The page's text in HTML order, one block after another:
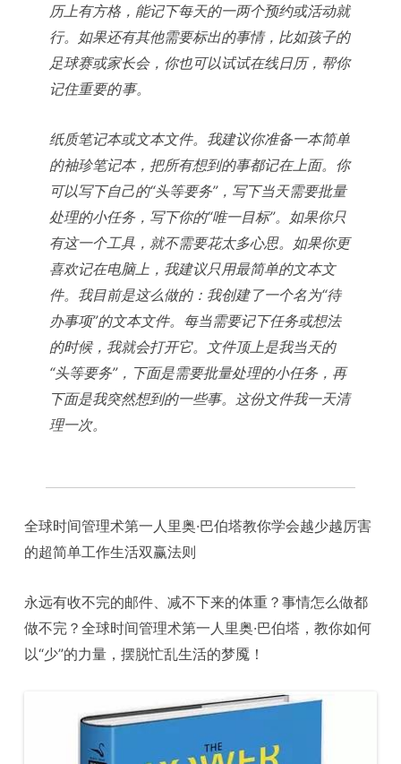
历上有方格，能记下每天的一两个预约或活动就
行。如果还有其他需要标出的事情，比如孩子的
足球赛或家长会，你也可以试试在线日历，帮你
记住重要的 事。
纸质笔记本或文本文件。我建议你准备一本简单
的袖珍笔记本，把所有想到的事都记在上面。你
可以写下自己的“头等要务”，写下当天需要批量
处理的小任务，写下你的“唯一目标”。如果你只
有这一个工具，就不需要花太多心思。如果你更
喜欢记在电脑上，我建议只用最简单的文本文
件。我目前是这么做的：我创建了一个名为“待
办事项”的文本文件。每当需要记下任务或想法
的时候，我就会打开它。文件顶上是我当天的
“头等要务”，下面是需要批量处理的小任务，再
下面是我突然想到的一些事。这份文件我一天清
理一次。
全球时间管理术第一人里奥·巴伯塔教你学会越少越厉害
的超简单工作生活双赢法则
永远有收不完的邮件、减不下来的体重？事情怎么做都
做不完？全球时间管理术第一人里奥·巴伯塔，教你如何
以“少”的力量，摆脱忙乱生活的梦魇！